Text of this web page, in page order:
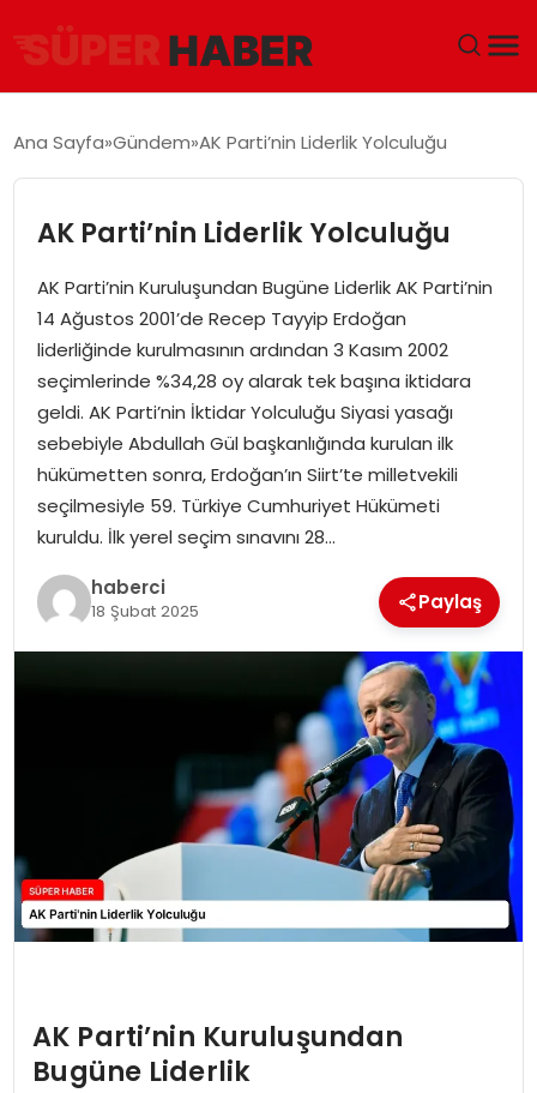
GÜNDEM
DÜNYA
EĞITIM
EKONOMI
MAGAZIN
SAĞLIK
SPOR
Ana Sayfa Gündem AK Parti’nin Liderlik Yolculuğu
AK Parti’nin Liderlik Yolculuğu
AK Parti’nin Kuruluşundan Bugüne Liderlik AK Parti’nin
14 Ağustos 2001’de Recep Tayyip Erdoğan
liderliğinde kurulmasının ardından 3 Kasım 2002
seçimlerinde %34,28 oy alarak tek başına iktidara
geldi. AK Parti’nin İktidar Yolculuğu Siyasi yasağı
sebebiyle Abdullah Gül başkanlığında kurulan ilk
hükümetten sonra, Erdoğan’ın Siirt’te milletvekili
seçilmesiyle 59. Türkiye Cumhuriyet Hükümeti
kuruldu. İlk yerel seçim sınavını 28…
haberci
18 Şubat 2025 Paylaş
AK Parti’nin Kuruluşundan
Bugüne Liderlik